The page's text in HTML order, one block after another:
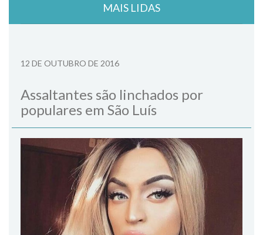
MAIS LIDAS
12 DE OUTUBRO DE 2016
Assaltantes são linchados por
populares em São Luís